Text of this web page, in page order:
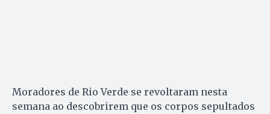
Moradores de Rio Verde se revoltaram nesta
semana ao descobrirem que os corpos sepultados